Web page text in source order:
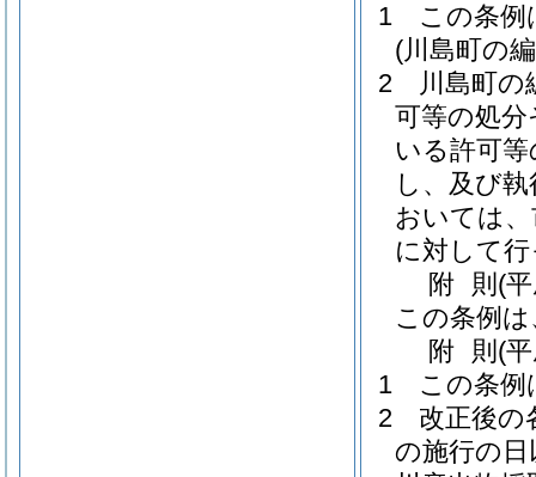
1
この条例
(川島町の
2
川島町
可等の処
いる許可
し、及び
おいては
に対して
附 則 (
この条例
附 則 (
1
この条例
2
改正後の
の施行の日